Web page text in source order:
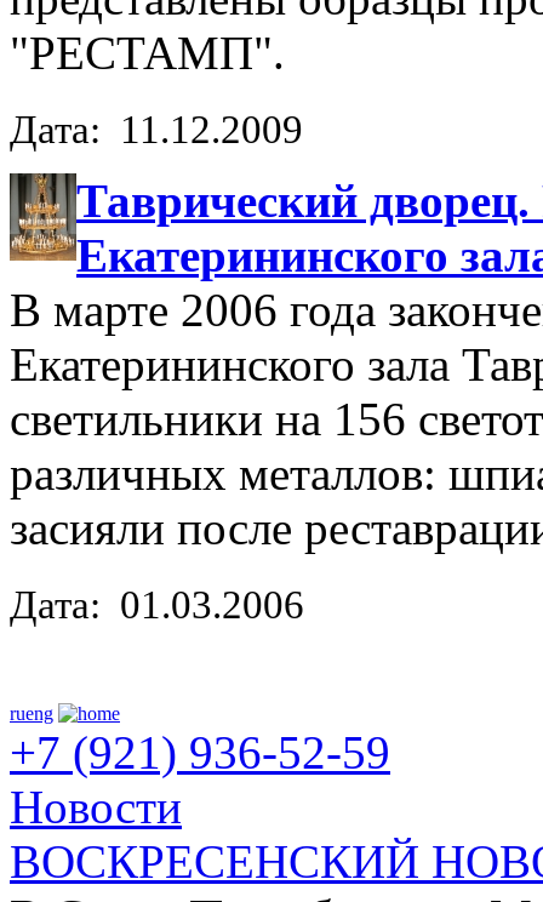
"РЕСТАМП".
Дата: 11.12.2009
Таврический
Екатерининского
В марте 2006 года
Екатерининского зала
светильники на 156
различных металлов:
засияли после
Дата: 01.03.2006
rueng
+7 (921) 936-52-59
Новости
ВОСКРЕСЕНСКИЙ